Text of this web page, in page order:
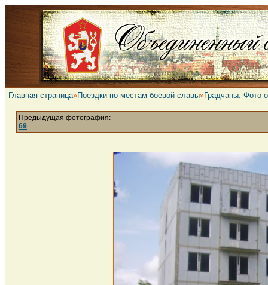
Главная страница»Поездки по местам боевой славы»Градчаны. Фото
Предыдущая фотография:
69